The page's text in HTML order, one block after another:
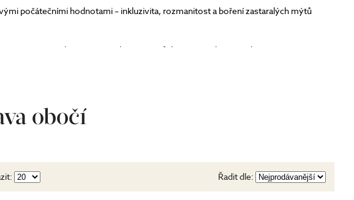
počátečními hodnotami – inkluzivita, rozmanitost a boření zastaralých mýtů
cenovou dostupností. Objevte portfolio, které zahrnuje paletky vysoce
séra, peelingy a doplňky péče o pleť, kolekci Home plnou nádherně vonících
obočí
Řadit dle: